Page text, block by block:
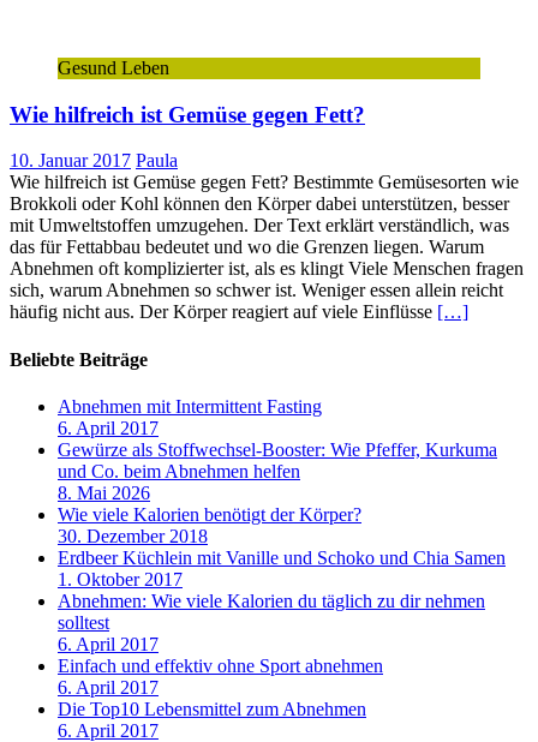
Gesund Leben
Wie hilfreich ist Gemüse gegen Fett?
10. Januar 2017 Paula
Wie hilfreich ist Gemüse gegen Fett? Bestimmte Gemüsesorten wie
Brokkoli oder Kohl können den Körper dabei unterstützen, besser
mit Umweltstoffen umzugehen. Der Text erklärt verständlich, was
das für Fettabbau bedeutet und wo die Grenzen liegen. Warum
Abnehmen oft komplizierter ist, als es klingt Viele Menschen fragen
sich, warum Abnehmen so schwer ist. Weniger essen allein reicht
häufig nicht aus. Der Körper reagiert auf viele Einflüsse […]
Beliebte Beiträge
Abnehmen mit Intermittent Fasting
6. April 2017
Gewürze als Stoffwechsel-Booster: Wie Pfeffer, Kurkuma
und Co. beim Abnehmen helfen
8. Mai 2026
Wie viele Kalorien benötigt der Körper?
30. Dezember 2018
Erdbeer Küchlein mit Vanille und Schoko und Chia Samen
1. Oktober 2017
Abnehmen: Wie viele Kalorien du täglich zu dir nehmen
solltest
6. April 2017
Einfach und effektiv ohne Sport abnehmen
6. April 2017
Die Top10 Lebensmittel zum Abnehmen
6. April 2017